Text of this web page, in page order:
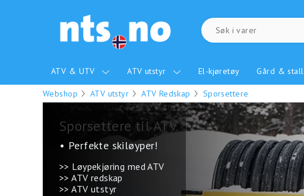
ATV & UTV ATV utstyr El-kjøretøy Gård & stall
Webshop ATV utstyr ATV Redskap Sporsettere
Sporsettere til ATV
• Perfekte skiløyper!
>> Løypekjøring med ATV
>> ATV redskap
>> ATV utstyr